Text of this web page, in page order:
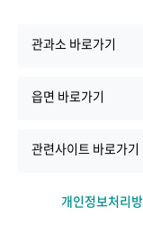
관과소 바로가기
읍면 바로가기
관련사이트 바로가기
개인정보처리